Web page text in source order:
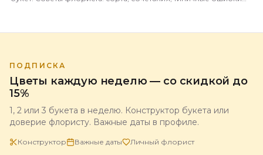
ПОДПИСКА
Цветы каждую неделю — со скидкой до
15%
1, 2 или 3 букета в неделю. Конструктор букета или
доверие флористу. Важные даты в профиле.
Конструктор Важные даты Личный флорист